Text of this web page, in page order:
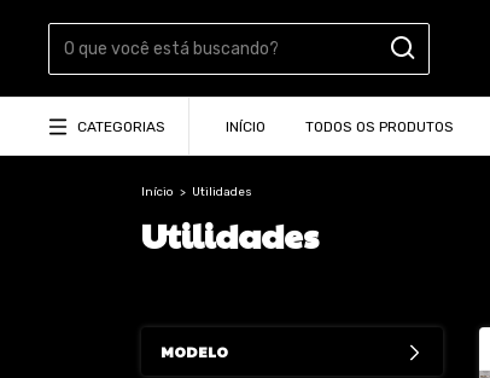
CATEGORIAS INÍCIO TODOS OS PRODUTOS
Início > Utilidades
Utilidades
MODELO